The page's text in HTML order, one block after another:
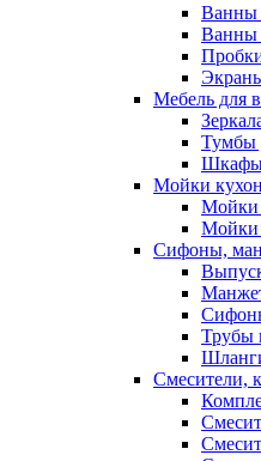
Ванны
Ванны
Мебель для
Тумбы
Шкафы
Мойки
Мойки
Мойки
Сифоны,
Трубы
Смесители,